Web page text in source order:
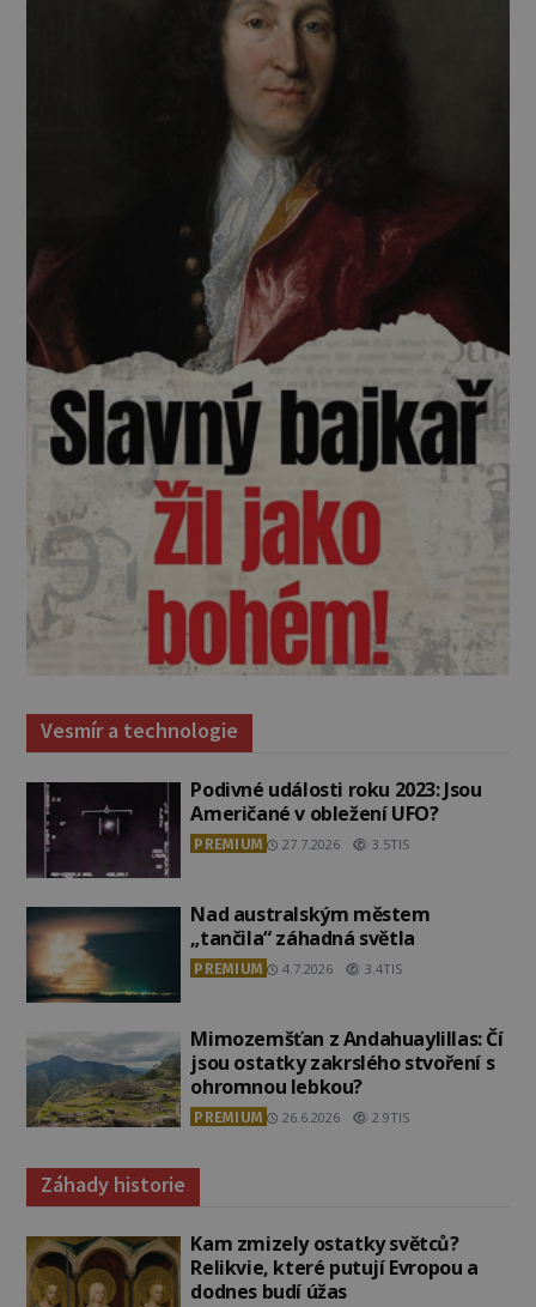
Vesmír a technologie
Podivné události roku 2023: Jsou
Američané v obležení UFO?
PREMIUM 27.7.2026 3.5TIS
Nad australským městem
„tančila“ záhadná světla
PREMIUM 4.7.2026 3.4TIS
Mimozemšťan z Andahuaylillas: Čí
jsou ostatky zakrslého stvoření s
ohromnou lebkou?
PREMIUM 26.6.2026 2.9TIS
Záhady historie
Kam zmizely ostatky světců?
Relikvie, které putují Evropou a
dodnes budí úžas